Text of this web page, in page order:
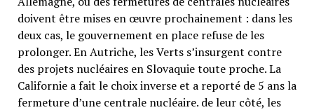
doivent être mises en œuvre prochainement : dans les
deux cas, le gouvernement en place refuse de les
prolonger. En Autriche, les Verts s’insurgent contre
des projets nucléaires en Slovaquie toute proche. La
Californie a fait le choix inverse et a reporté de 5 ans la
fermeture d’une centrale nucléaire. de leur côté, les